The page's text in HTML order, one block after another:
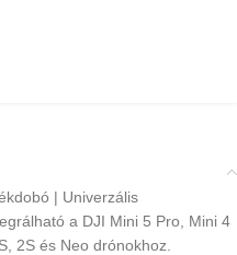
| Univerzális
a DJI Mini 5 Pro, Mini 4
2S és Neo drónokhoz.